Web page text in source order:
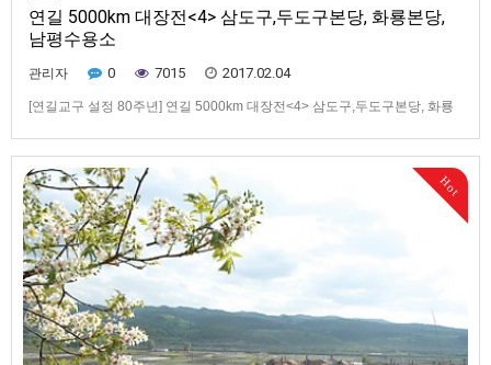
연길 5000km 대장전<4> 삼도구,두도구본당, 화룡본당,
남평수용소
관리자 0 7015 2017.02.04
[연길교구 설정 80주년] 연길 5000km 대장전<4> 삼도구,두도구본당, 화룡
했고, 해성학교는 앞쪽에 있었다.▲ 옛 삼도구성당의 터전은 현재 농기계 제
작 전문회사인 건덕공정기계제조 유한공사로 변해있다.▲ …
Hot